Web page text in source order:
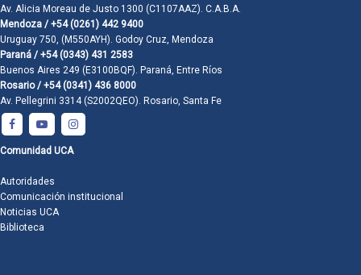
Av. Alicia Moreau de Justo 1300 (C1107AAZ). C.A.B.A.
Mendoza / +54 (0261) 442 9400
Uruguay 750, (M550AYH). Godoy Cruz, Mendoza
Paraná / +54 (0343) 431 2583
Buenos Aires 249 (E3100BQF). Paraná, Entre Ríos
Rosario / +54 (0341) 436 8000
Av. Pellegrini 3314 (S2002QEO). Rosario, Santa Fe
Comunidad UCA
Autoridades
Comunicación institucional
Noticias UCA
Biblioteca